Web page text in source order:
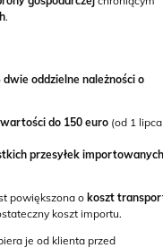
.
dwie oddzielne należności o
wartości do 150 euro (od 1 lipca
przesyłek
powiększona o koszt
koszt importu.
je od klienta przed